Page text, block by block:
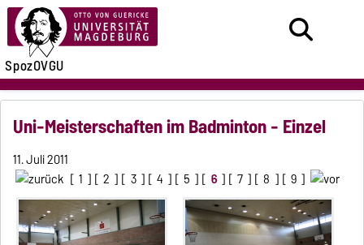
SpozOVGU
Uni-Meisterschaften im Badminton - Einzel
11. Juli 2011
[ 1 ] [ 2 ] [ 3 ] [ 4 ] [ 5 ] [ 6 ] [ 7 ] [ 8 ] [ 9 ]